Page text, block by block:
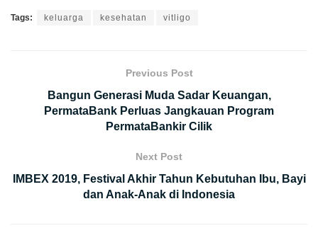
Tags: keluarga kesehatan vitligo
Previous Post
Bangun Generasi Muda Sadar Keuangan,
PermataBank Perluas Jangkauan Program
PermataBankir Cilik
Next Post
IMBEX 2019, Festival Akhir Tahun Kebutuhan Ibu, Bayi
dan Anak-Anak di Indonesia